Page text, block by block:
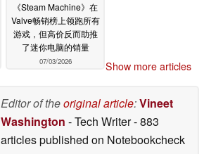
《Steam Machine》在
Valve畅销榜上领跑所有
游戏，但高价反而助推
了迷你电脑的销量
07/03/2026 Show more articles
Editor of theoriginal article:Vineet
Washington - Tech Writer- 883
articles published on Notebookcheck